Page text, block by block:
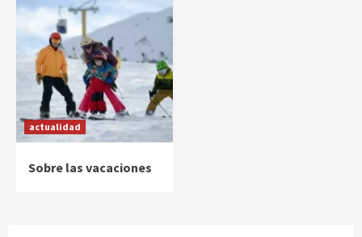
actualidad
Sobre las vacaciones